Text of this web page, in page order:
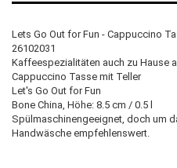
Lets Go Out for Fun - Cappuccino
26102031
Kaffeespezialitäten auch zu Hause
Cappuccino Tasse mit Teller
Let's Go Out for Fun
Bone China, Höhe: 8.5 cm / 0.5 l
Spülmaschinengeeignet, doch um
Handwäsche empfehlenswert.